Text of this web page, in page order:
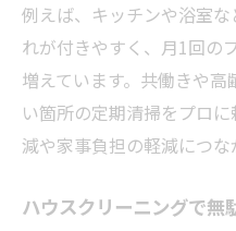
例えば、キッチンや浴室
れが付きやすく、月1回の
増えています。共働きや
い箇所の定期清掃をプロ
減や家事負担の軽減につな
ハウスクリーニングで無